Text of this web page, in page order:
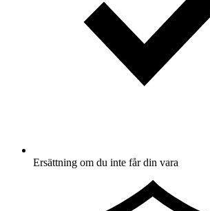
Ersättning om du inte får din vara